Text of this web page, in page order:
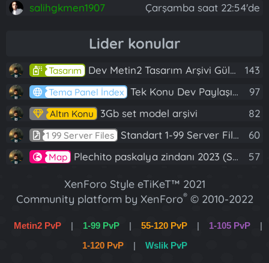
salihgkmen1907
Çarşamba saat 22:54'de
Lider konular
Tasarım Dev Metin2 Tasarım Arşivi Güle Güle Kullanın 143
Tema Panel İndex Tek Konu Dev Paylaşım 10 Adet Server Tanıtım İndex 97
Altın Konu 3Gb set model arşivi 82
1 99 Server Files Standart 1-99 Server Files 60
Map Plechito paskalya zindanı 2023 (Spring Sanctuary dungeon) 57
XenForo Style eTiKeT™ 2021
Community platform by XenForo® © 2010-2022
[XGT] Forum statistics system- XenGenTr
Metin2 PvP | 1-99 PvP | 55-120 PvP | 1-105 PvP
|
1-120 PvP
| Wslik PvP